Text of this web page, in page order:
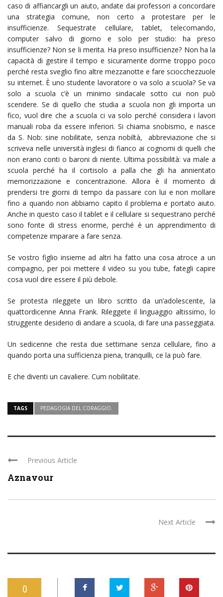
caso di affiancargli un aiuto, andate dai professori a concordare
una strategia comune, non certo a protestare per le
insufficienze. Sequestrate cellulare, tablet, telecomando,
computer salvo di giorno e solo per studio: ha preso
insufficienze? Non se li merita. Ha preso insufficienze? Non ha la
capacità di gestire il tempo e sicuramente dorme troppo poco
perché resta sveglio fino altre mezzanotte e fare sciocchezzuole
su internet. È uno studente lavoratore o va solo a scuola? Se va
solo a scuola c’è un minimo sindacale sotto cui non può
scendere. Se di quello che studia a scuola non gli importa un
fico, vuol dire che a scuola ci va solo perché considera i lavori
manuali roba da essere inferiori. Si chiama snobismo, e nasce
da S. Nob: sine nobilitate, senza nobiltà, abbreviazione che si
scriveva nelle università inglesi di fianco ai cognomi di quelli che
non erano conti o baroni di niente. Ultima possibilità: va male a
scuola perché ha il cortisolo a palla che gli ha annientato
memorizzazione e concentrazione. Allora è il momento di
prendersi tre giorni di tempo da passare con lui e non mollare
fino a quando non abbiamo capito il problema e portato aiuto.
Anche in questo caso il tablet e il cellulare si sequestrano perché
sono fonte di stress enorme, perché è un apprendimento di
competenze imparare a fare senza.
Se vostro figlio insieme ad altri ha fatto una cosa atroce a un
compagno, per poi mettere il video su you tube, fategli capire
cosa vuol dire essere il più debole.
Se protesta rileggete un libro scritto da un’adolescente, la
quattordicenne Anna Frank. Rileggete il linguaggio altissimo, lo
struggente desiderio di andare a scuola, di fare una passeggiata.
Un sedicenne che resta due settimane senza cellulare, fino a
quando porta una sufficienza piena, tranquilli, ce la può fare.
E che diventi un cavaliere. Cum nobilitate.
TAGS PEDAGOGIA DEL CORAGGIO.
Previous Article
Aznavour
Next Article
0